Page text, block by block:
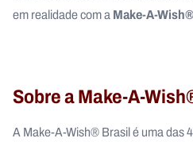
em realidade com aMake-A-
Sobre a Make-A-
A Make-A-Wish® Brasil é uma das